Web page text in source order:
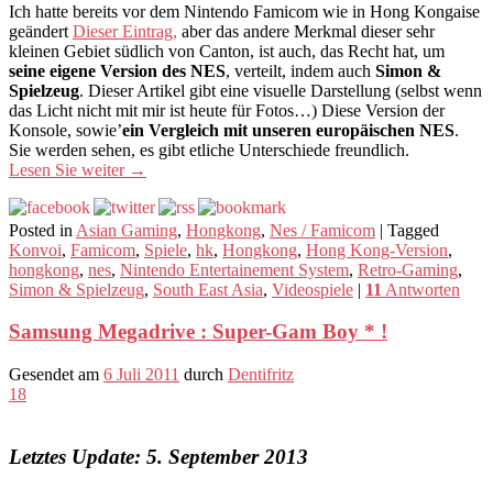
Ich hatte bereits vor dem Nintendo Famicom wie in Hong Kongaise
geändert Dieser Eintrag, aber das andere Merkmal dieser sehr
kleinen Gebiet südlich von Canton, ist auch, das Recht hat, um
seine eigene Version des NES, verteilt, indem auch Simon &
Spielzeug. Dieser Artikel gibt eine visuelle Darstellung (selbst wenn
das Licht nicht mit mir ist heute für Fotos…) Diese Version der
Konsole, sowie’ein Vergleich mit unseren europäischen NES.
Sie werden sehen, es gibt etliche Unterschiede freundlich.
Lesen Sie weiter →
Posted in Asian Gaming, Hongkong, Nes / Famicom | Tagged
Konvoi, Famicom, Spiele, hk, Hongkong, Hong Kong-Version,
hongkong, nes, Nintendo Entertainement System, Retro-Gaming,
Simon & Spielzeug, South East Asia, Videospiele | 11 Antworten
Samsung Megadrive : Super-Gam Boy * !
Gesendet am 6 Juli 2011 durch Dentifritz
18
Letztes Update: 5. September 2013